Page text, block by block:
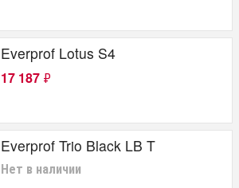
Everprof Lotus S4
17 187 ₽
Everprof Trio Black LB T
Нет в наличии